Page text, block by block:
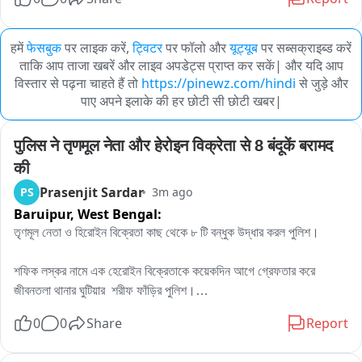
हमेंफेसबुकपर लाइक करें, ट्विटरपर फॉलो औरयूट्यूबपर सब्सक्राइब्ड करें
ताकि आप ताजा खबरें और लाइव अपडेट्स प्राप्त कर सकें| और यदि आप
विस्तार से पढ़ना चाहते हैं तो https://pinewz.com/hindi से जुड़े और
पाए अपने इलाके की हर छोटी सी छोटी खबर|
पुलिस ने तृणमूल नेता और हेरोइन विक्रेता से 8 बंदूकें बरामद
की
PS Prasenjit Sardar 3m ago
Baruipur, West Bengal:
তৃণমূল নেতা ও হিরোইন বিক্রেতা কাছ থেকে ৮ টি বন্ধুক উদ্ধার করল পুলিশ।
শফিক লস্কর নামে এক হেরোইন বিক্রেতাকে কয়েকদিন আগে গ্রেফতার করে
জীবনতলা থানার ঘুটিয়ার  শরীফ ফাঁড়ির পুলিশ।
বর্তমানে পুলিশ হেফাজতে রয়েছে সে। তাকে জেরা করে জিবনতলা থানার পুলিশ
0 0 Share Report